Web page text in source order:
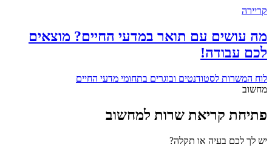
קריירה
מה עושים עם תואר במדעי החיים? מוצאים
לכם עבודה!
לוח המשרות לסטודנטים ובוגרים בתחומי מדעי החיים
מחשוב
פתיחת קריאת שרות למחשוב
יש לך לכם בעיה או תקלה?